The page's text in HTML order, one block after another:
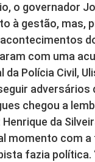
o governador
à gestão, mas,
com uma
da Polícia Civil,
adversários
chegou a
da
momento com
fazia política.